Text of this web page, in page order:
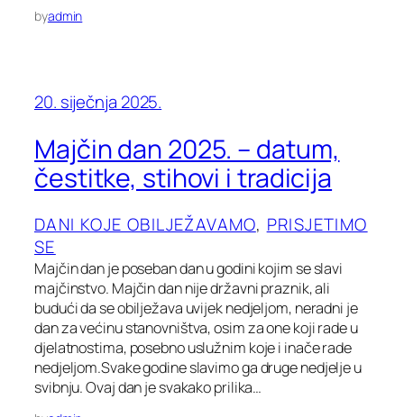
byadmin
20. siječnja 2025.
Majčin dan 2025. – datum,
čestitke, stihovi i tradicija
DANI KOJE OBILJEŽAVAMO, PRISJETIMO
SE
Majčin dan je poseban dan u godini kojim se slavi
majčinstvo. Majčin dan nije državni praznik, ali
budući da se obilježava uvijek nedjeljom, neradni je
dan za većinu stanovništva, osim za one koji rade u
djelatnostima, posebno uslužnim koje i inače rade
nedjeljom.Svake godine slavimo ga druge nedjelje u
svibnju. Ovaj dan je svakako prilika…